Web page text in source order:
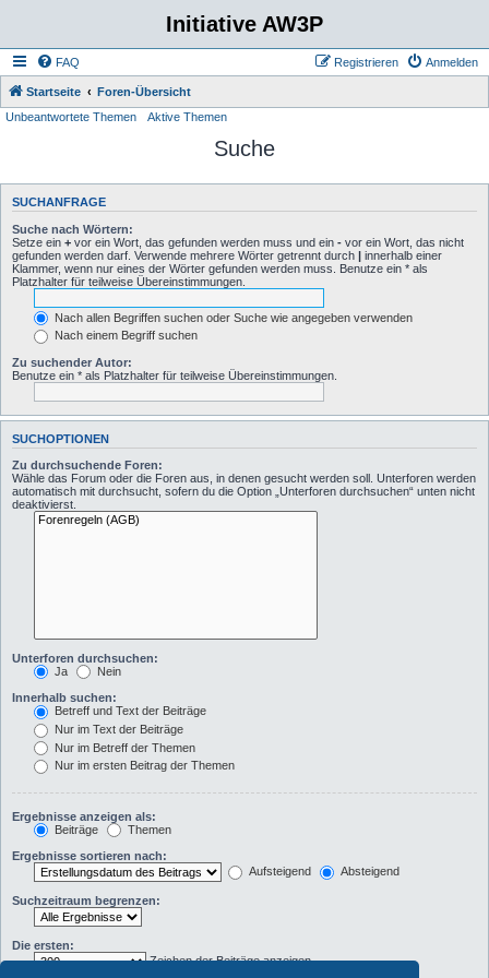
Initiative AW3P
FAQ Anmelden
Registrieren
Startseite
Foren-Übersicht
Unbeantwortete Themen
Aktive Themen
Suche
SUCHANFRAGE
Suche nach Wörtern:
Setze ein + vor ein Wort, das gefunden werden muss und ein - vor ein Wort, das nicht
gefunden werden darf. Verwende mehrere Wörter getrennt durch | innerhalb einer
Klammer, wenn nur eines der Wörter gefunden werden muss. Benutze ein * als
Platzhalter für teilweise Übereinstimmungen.
Nach allen Begriffen suchen oder Suche wie angegeben verwenden
Nach einem Begriff suchen
Zu suchender Autor:
Benutze ein * als Platzhalter für teilweise Übereinstimmungen.
SUCHOPTIONEN
Zu durchsuchende Foren:
Wähle das Forum oder die Foren aus, in denen gesucht werden soll. Unterforen werden
automatisch mit durchsucht, sofern du die Option „Unterforen durchsuchen“ unten nicht
deaktivierst.
Unterforen durchsuchen:
Ja
Nein
Innerhalb suchen:
Betreff und Text der Beiträge
Nur im Text der Beiträge
Nur im Betreff der Themen
Nur im ersten Beitrag der Themen
Ergebnisse anzeigen als:
Beiträge
Themen
Ergebnisse sortieren nach:
Aufsteigend
Absteigend
Suchzeitraum begrenzen:
Die ersten:
Zeichen der Beiträge anzeigen